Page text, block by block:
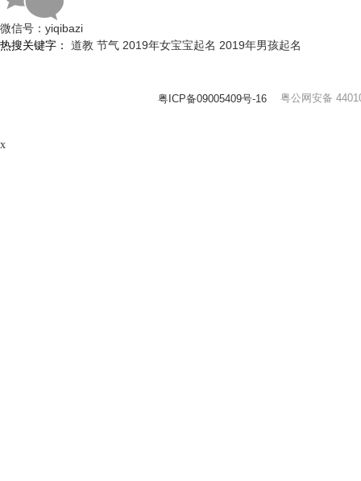
微信号： yiqibazi
热搜关键字： 道教 节气 2019年女宝宝起名 2019年男孩起名
粤ICP备09005409号-16 粤公网安备
x